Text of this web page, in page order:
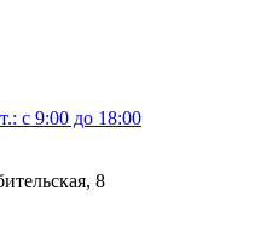
с 9:00 до 18:00
8